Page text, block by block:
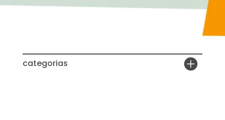
categorias